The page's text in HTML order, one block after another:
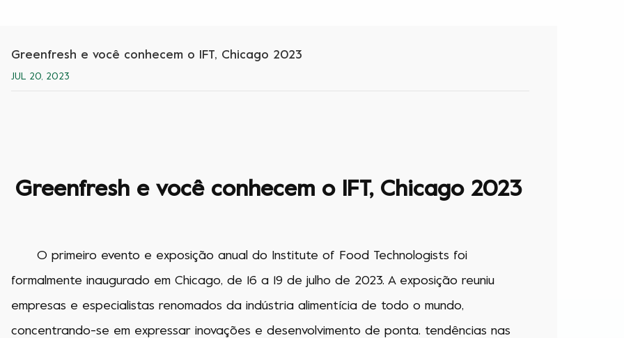
Greenfresh e você conhecem o IFT, Chicago 2023
JUL 20, 2023
Greenfresh e você conhecem o IFT, Chicago 2023
O primeiro evento e exposição anual do Institute of Food Technologists foi
formalmente inaugurado em Chicago, de 16 a 19 de julho de 2023. A exposição reuniu
empresas e especialistas renomados da indústria alimentícia de todo o mundo,
concentrando-se em expressar inovações e desenvolvimento de ponta. tendências nas